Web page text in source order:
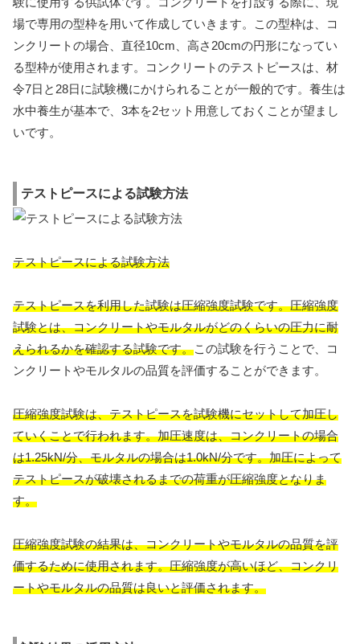
場で専用の型枠を用いて作成していきます。この型枠は、コ
ンクリートの場合、直径10cm、高さ20cmの円形になってい
る型枠が使用されます。コンクリートのテストピースは、材
令7日と28日に試験機にかけられることが一般的です。養生は
水中養生が基本で、3本を2セット用意しておくことが望まし
いです。
テストピースによる試験方法
テストピースによる試験方法
テストピースを利用した試験は圧縮強度試験です。圧縮強度
試験とは、コンクリートやモルタルがどのくらいの圧力に耐
えられるかを確認する試験です。この試験を行うことで、コ
ンクリートやモルタルの品質を評価することができます。
圧縮強度試験は、テストピースを試験機にセットして加圧し
ていくことで行われます。加圧速度は、コンクリートの場合
は1.25kN/分、モルタルの場合は1.0kN/分です。加圧によって
テストピースが破壊されるまでの荷重が圧縮強度となりま
す。
圧縮強度試験の結果は、コンクリートやモルタルの品質を評
価するために使用されます。圧縮強度が高いほど、コンクリ
ートやモルタルの品質は良いと評価されます。